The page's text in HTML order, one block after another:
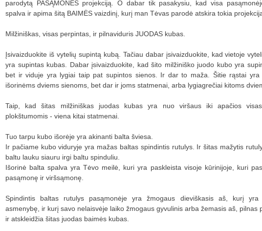
parodytą PASĄMONĖS projekciją. O dabar tik pasakysiu, kad visa
spalva ir apima šitą BAIMĖS vaizdinį, kurį man Tėvas parodė atskira tokia
Milžiniškas, visas perpintas, ir pilnaviduris JUODAS kubas.
Įsivaizduokite iš vytelių supintą kubą. Tačiau dabar įsivaizduokite, kad vietoje
yra supintas kubas. Dabar įsivaizduokite, kad šito milžiniško juodo kubo yra
bet ir viduje yra lygiai taip pat supintos sienos. Ir dar to maža. Šitie rąstai yra
išorinėms dviems sienoms, bet dar ir joms statmenai, arba lygiagrečiai kitoms
Taip, kad šitas milžiniškas juodas kubas yra nuo viršaus iki apačios
plokštumomis - viena kitai statmenai.
Tuo tarpu kubo išorėje yra akinanti balta šviesa.
Ir pačiame kubo viduryje yra mažas baltas spindintis rutulys. Ir šitas mažytis
baltu lauku siauru irgi baltu spinduliu.
Išorinė balta spalva yra Tėvo meilė, kuri yra paskleista visoje kūrinijoje, kuri
pasąmonę ir viršsąmonę.
Spindintis baltas rutulys pasąmonėje yra žmogaus dieviškasis aš, kurį yra
asmenybę, ir kurį savo nelaisvėje laiko žmogaus gyvulinis arba žemasis aš, pilnas
ir atskleidžia šitas juodas baimės kubas.